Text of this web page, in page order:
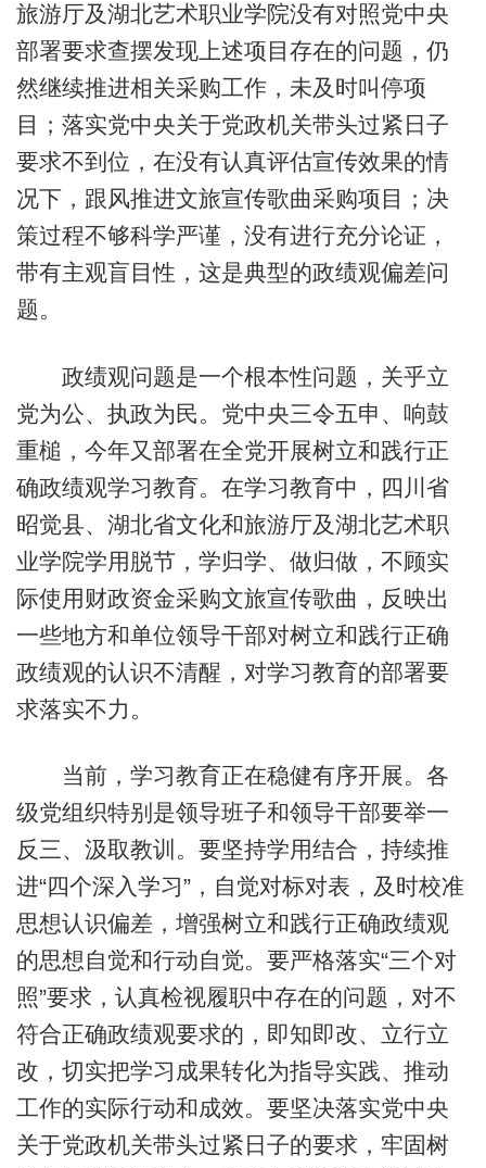
旅游厅及湖北艺术职业学院没有对照党中央
部署要求查摆发现上述项目存在的问题，仍
然继续推进相关采购工作，未及时叫停项
目；落实党中央关于党政机关带头过紧日子
要求不到位，在没有认真评估宣传效果的情
况下，跟风推进文旅宣传歌曲采购项目；决
策过程不够科学严谨，没有进行充分论证，
带有主观盲目性，这是典型的政绩观偏差问
题。
政绩观问题是一个根本性问题，关乎立
党为公、执政为民。党中央三令五申、响鼓
重槌，今年又部署在全党开展树立和践行正
确政绩观学习教育。在学习教育中，四川省
昭觉县、湖北省文化和旅游厅及湖北艺术职
业学院学用脱节，学归学、做归做，不顾实
际使用财政资金采购文旅宣传歌曲，反映出
一些地方和单位领导干部对树立和践行正确
政绩观的认识不清醒，对学习教育的部署要
求落实不力。
当前，学习教育正在稳健有序开展。各
级党组织特别是领导班子和领导干部要举一
反三、汲取教训。要坚持学用结合，持续推
进“四个深入学习”，自觉对标对表，及时校准
思想认识偏差，增强树立和践行正确政绩观
的思想自觉和行动自觉。要严格落实“三个对
照”要求，认真检视履职中存在的问题，对不
符合正确政绩观要求的，即知即改、立行立
改，切实把学习成果转化为指导实践、推动
工作的实际行动和成效。要坚决落实党中央
关于党政机关带头过紧日子的要求，牢固树